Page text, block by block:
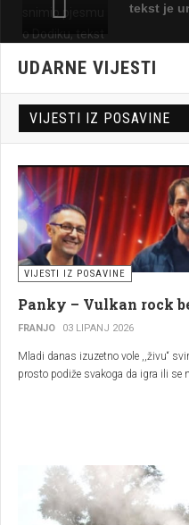
tekst je
UDARNE VIJESTI
VIJESTI IZ POSAVINE
VIJESTI IZ POSAVINE
Panky – Vulkan rock
FRANJO 03 LIPANJ 2026
Mladi danas izuzetno vole ,,živu“
prosto podiže svakoga da igra ili se